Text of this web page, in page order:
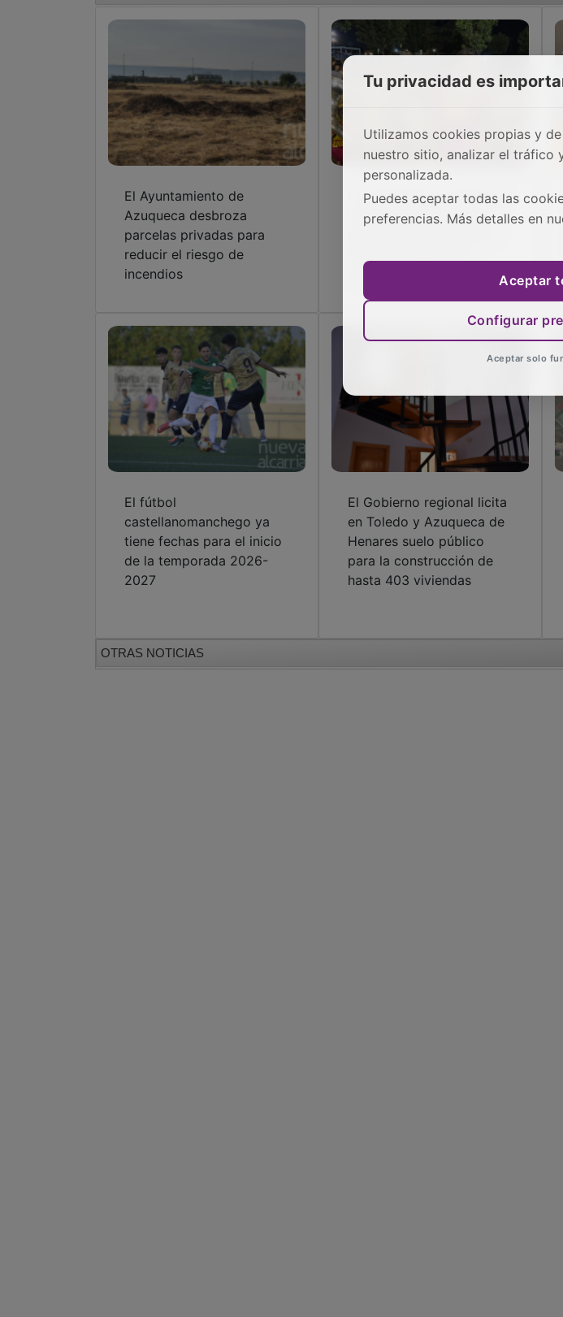
El Ayuntamiento de
Azuqueca desbroza
parcelas privadas para
reducir el riesgo de
incendios
La charanga El Conejo de
la Loles volvió a llenar la
El fútbol
castellanomanchego ya
tiene fechas para el inicio
de la temporada 2026-
2027
El Gobierno regional licita
en Toledo y Azuqueca de
Henares suelo público
para la construcción de
hasta 403 viviendas
OTRAS NOTICIAS
Tu privacidad es
Utilizamos cookies propias y
nuestro sitio, analizar el tráfico
personalizada.
Puedes aceptar todas las
preferencias. Más detalles en
Aceptar
Configurar
Aceptar solo